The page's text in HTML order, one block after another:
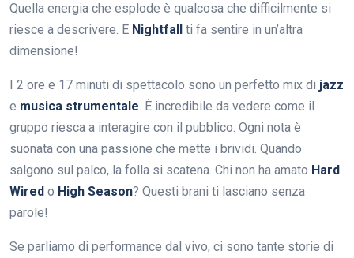
Quella energia che esplode è qualcosa che difficilmente si
riesce a descrivere. E Nightfall
ti fa sentire in un’altra
dimensione!
I 2 ore e 17 minuti di spettacolo sono un perfetto mix di jazz
e musica strumentale. È incredibile da vedere come il
gruppo riesca a interagire con il pubblico. Ogni nota è
suonata con una passione che mette i brividi. Quando
salgono sul palco, la folla si scatena. Chi non ha amato Hard
Wired o High Season? Questi brani ti lasciano senza
parole!
Se parliamo di performance dal vivo, ci sono tante storie di